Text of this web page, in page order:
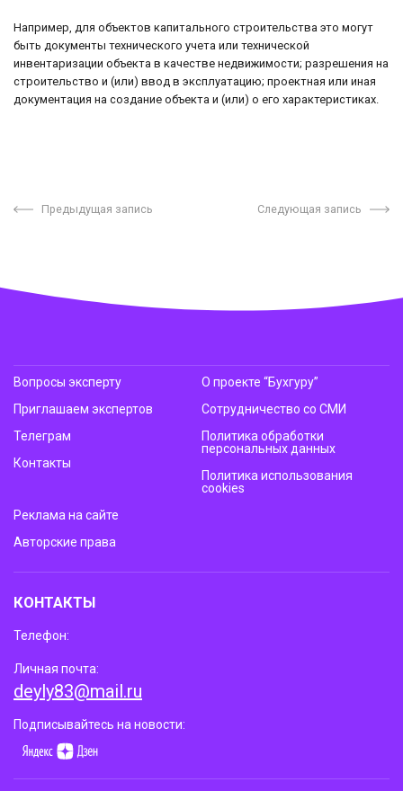
Например, для объектов капитального строительства это могут
быть документы технического учета или технической
инвентаризации объекта в качестве недвижимости; разрешения на
строительство и (или) ввод в эксплуатацию; проектная или иная
документация на создание объекта и (или) о его характеристиках.
Предыдущая запись Следующая запись
Вопросы эксперту
Приглашаем экспертов
Телеграм
Контакты
О проекте “Бухгуру”
Сотрудничество со СМИ
Политика обработки
персональных данных
Политика использования
cookies
Реклама на сайте
Авторские права
КОНТАКТЫ
Телефон:
Личная почта:
deyly83@mail.ru
Подписывайтесь на новости: